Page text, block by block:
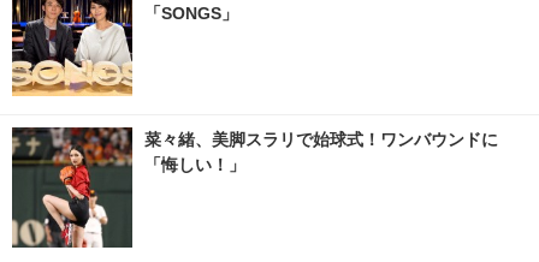
「SONGS」
菜々緒、美脚スラリで始球式！ワンバウンドに
「悔しい！」